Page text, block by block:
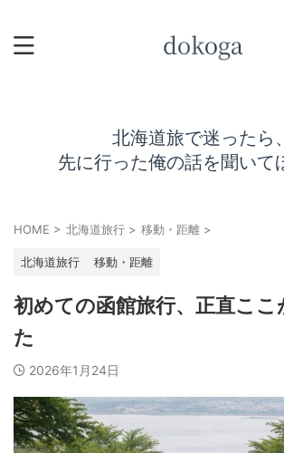
北海道旅で迷ったら、
先に行った俺の話を聞いて
HOME > 北海道旅行 > 移動・距離 >
北海道旅行 移動・距離
初めての函館旅行、正直ここ
た
2026年1月24日